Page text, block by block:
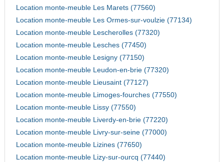
Location monte-meuble Les Marets (77560)
Location monte-meuble Les Ormes-sur-voulzie (77134)
Location monte-meuble Lescherolles (77320)
Location monte-meuble Lesches (77450)
Location monte-meuble Lesigny (77150)
Location monte-meuble Leudon-en-brie (77320)
Location monte-meuble Lieusaint (77127)
Location monte-meuble Limoges-fourches (77550)
Location monte-meuble Lissy (77550)
Location monte-meuble Liverdy-en-brie (77220)
Location monte-meuble Livry-sur-seine (77000)
Location monte-meuble Lizines (77650)
Location monte-meuble Lizy-sur-ourcq (77440)